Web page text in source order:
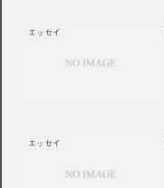
エッセイ
エッセイ